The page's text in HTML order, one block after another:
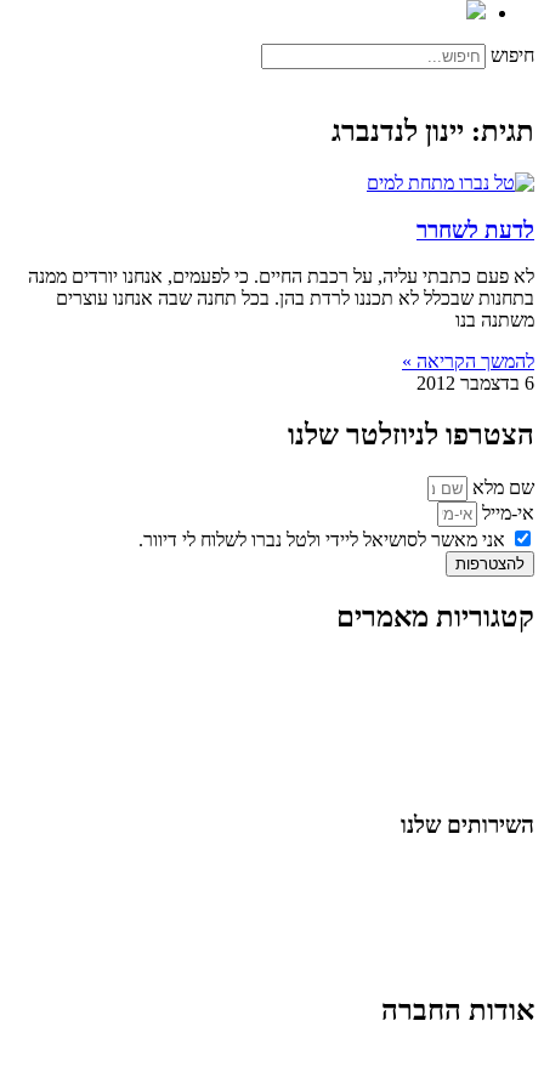
חיפוש
תגית: יינון לנדנברג
לדעת לשחרר
לא פעם כתבתי עליה, על רכבת החיים. כי לפעמים, אנחנו יורדים ממנה
בתחנות שבכלל לא תכננו לרדת בהן. בכל תחנה שבה אנחנו עוצרים
משתנה בנו
להמשך הקריאה »
6 בדצמבר 2012
הצטרפו לניוזלטר שלנו
שם מלא
אי-מייל
אני מאשר לסושיאל ליידי ולטל נברו לשלוח לי דיוור.
להצטרפות
קטגוריות מאמרים
השירותים שלנו
אודות החברה